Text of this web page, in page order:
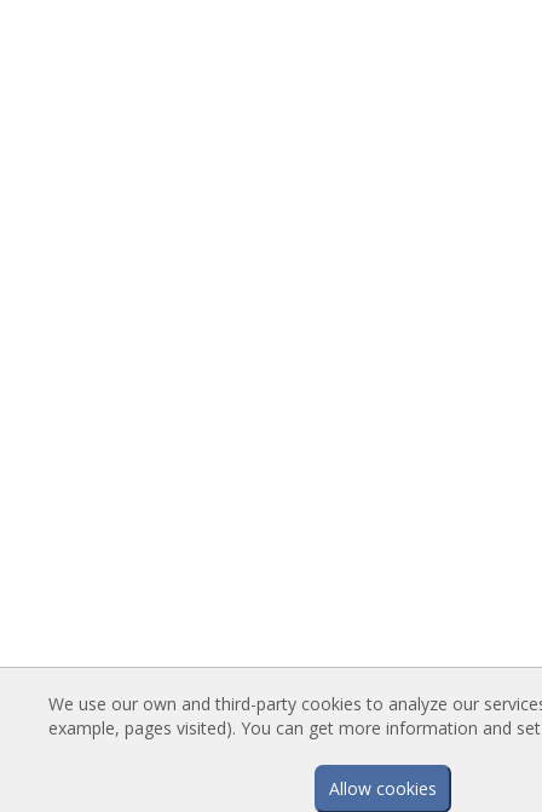
We use our own and third-party cookies to analyze our
example, pages visited). You can get more information and
Allow cookies